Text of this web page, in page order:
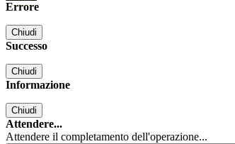
Errore
Chiudi
Successo
Chiudi
Informazione
Chiudi
Attendere...
Attendere il completamento dell'operazione...